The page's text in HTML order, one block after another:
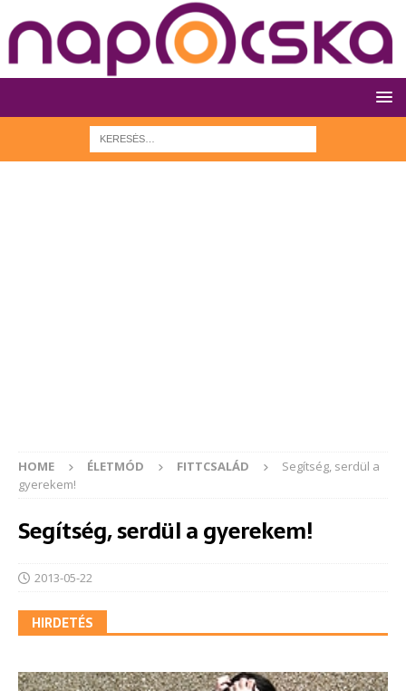
HOME ÉLETMÓD FITTCSALÁD
Segítség, serdül a
gyerekem!
Segítség, serdül a gyerekem!
2013-05-22
HIRDETÉS